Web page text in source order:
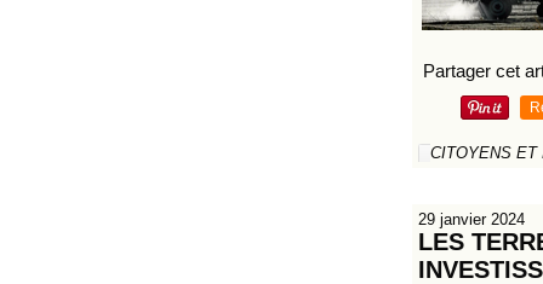
Partager cet
CITOYENS ET
29 janvier 2024
LES